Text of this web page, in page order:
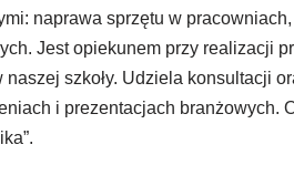
naprawa sprzętu w
Jest opiekunem przy realizacji
szkoły. Udziela konsultacji
i prezentacjach branżowych.